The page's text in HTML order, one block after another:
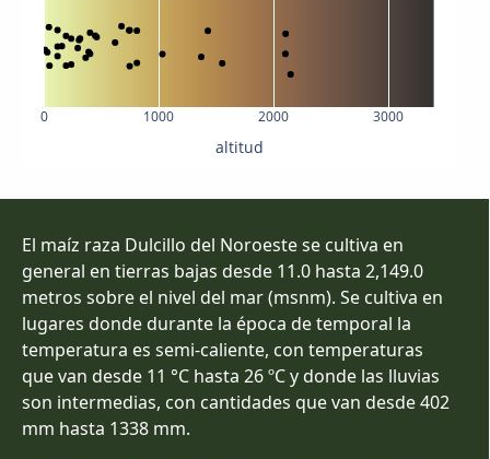
0 1000 2000 3000
altitud
El maíz raza Dulcillo del Noroeste se cultiva en
general en tierras bajas desde 11.0 hasta 2,149.0
metros sobre el nivel del mar (msnm). Se cultiva en
lugares donde durante la época de temporal la
temperatura es semi-caliente, con temperaturas
que van desde 11 °C hasta 26 ºC y donde las lluvias
son intermedias, con cantidades que van desde 402
mm hasta 1338 mm.